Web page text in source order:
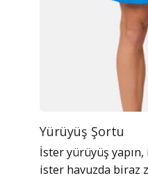
Yürüyüş Şortu
İster yürüyüş
ister havuzda biraz